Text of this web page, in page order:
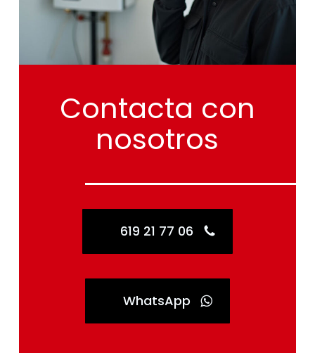
Contacta con
nosotros
619 21 77 06
WhatsApp